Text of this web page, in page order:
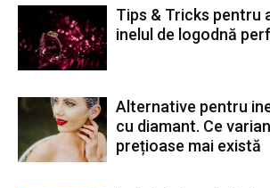
Tips & Tricks pentru
inelul de logodnă
Alternative pentru
cu diamant. Ce
prețioase mai există